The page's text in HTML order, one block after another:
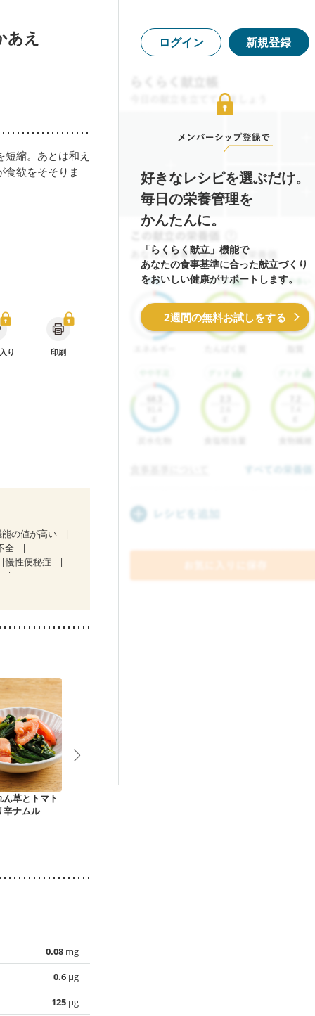
え
縮。あとは和え
食欲をそそりま
り 印刷
能の値が高い
全
慢性便秘症
ん草とトマト
辛ナムル
0.08 mg
0.6 µg
125 µg
ログイン 新規登録
好きなレシピを選ぶだけ。
毎日の栄養管理を
かんたんに。
「らくらく献立」機能で
あなたの食事基準に合った献立づくり
をおいしい健康がサポートします。
2週間の無料お試しをする